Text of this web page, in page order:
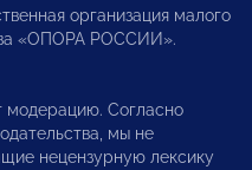
организация малого
«ОПОРА РОССИИ».
модерацию. Согласно
мы не
нецензурную лексику